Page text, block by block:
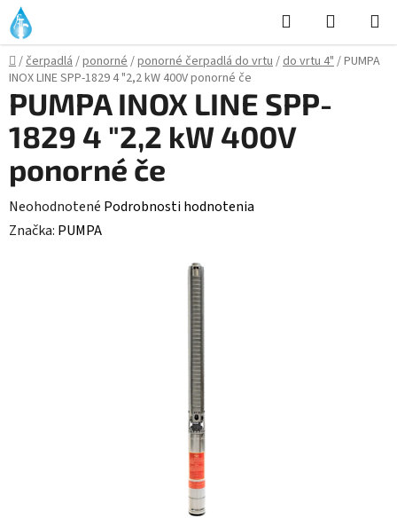
Prejsť
na
obsah
Hľadať
KOŠÍK
Domov
/čerpadlá/ponorné/ponorné čerpadlá do vrtu/do vrtu 4"/PUMPA
INOX LINE SPP-1829 4 "2,2 kW 400V ponorné če
PUMPA INOX LINE SPP-
1829 4 "2,2 kW 400V
ponorné če
Priemerné
hodnotenie
Neohodnotené Podrobnosti hodnotenia
Značka: PUMPA